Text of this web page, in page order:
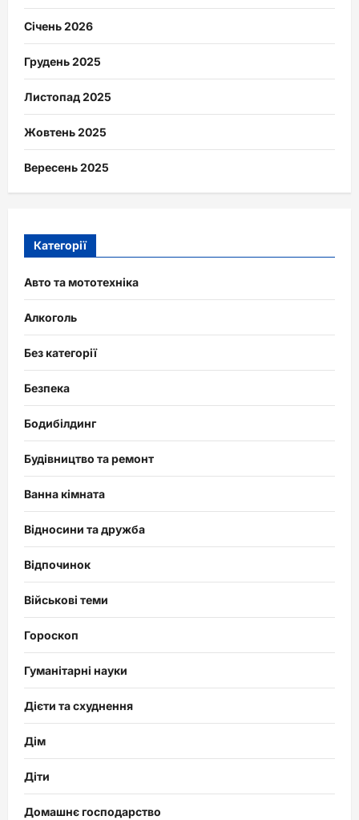
Січень 2026
Грудень 2025
Листопад 2025
Жовтень 2025
Вересень 2025
Категорії
Авто та мототехніка
Алкоголь
Без категорії
Безпека
Бодибілдинг
Будівництво та ремонт
Ванна кімната
Відносини та дружба
Відпочинок
Військові теми
Гороскоп
Гуманітарні науки
Дієти та схуднення
Дім
Діти
Домашнє господарство